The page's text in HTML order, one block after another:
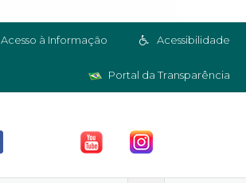
Acessibilidade
Acesso à Informação
Portal da Transparência